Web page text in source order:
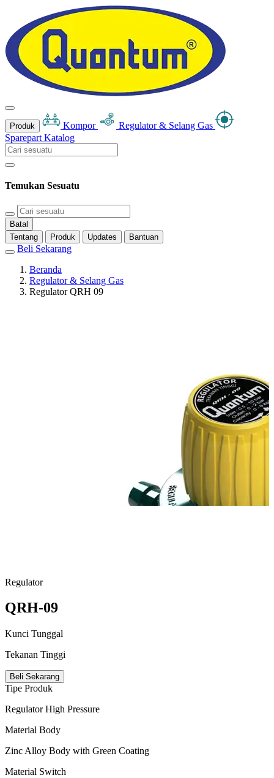
Produk Kompor
Regulator & Selang Gas
Sparepart Katalog
Temukan Sesuatu
Batal
Tentang
Produk Updates Bantuan
Beli Sekarang
Beranda
Regulator & Selang Gas
Regulator QRH 09
Regulator
QRH-09
Kunci Tunggal
Tekanan Tinggi
Beli Sekarang
Tipe Produk
Regulator High Pressure
Material Body
Zinc Alloy Body with Green Coating
Material Switch